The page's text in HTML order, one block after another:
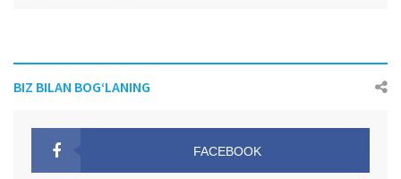
BIZ BILAN BOG‘LANING
FACEBOOK